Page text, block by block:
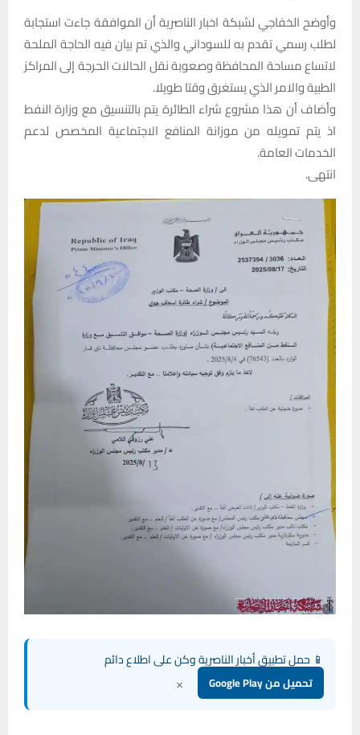
وأوضح الخفاجي لشبكة اخبار الناصرية أن الموافقة جاءت استجابة
لطلب رسمي تقدم به للسوداني والذي تم بيان فيه الحاجة الملحة
لاتساع مساحة المحافظة وصعوبة نقل الحالات الحرجة إلى المراكز
الطبية والامر الذي يستغرق وقتا طويلا.
وأضاف أن هذا مشروع شراء الطائرة يتم بالتنسيق مع وزارة النفط
اذ يتم تمويله من موزانة المنافع الاجتماعية المخصص لدعم
الخدمات العامة.
انتهى.
📱 حمل تطبيق أخبار الناصرية وكن على اطلاع دائم
تحميل من Google Play ×